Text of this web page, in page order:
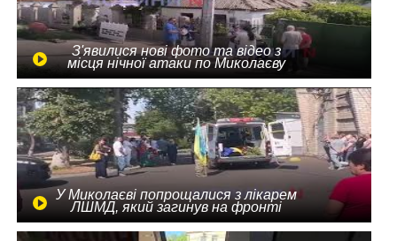
З'явилися нові фото та відео з
місця нічної атаки по Миколаєву
У Миколаєві попрощалися з лікарем
ЛШМД, який загинув на фронті